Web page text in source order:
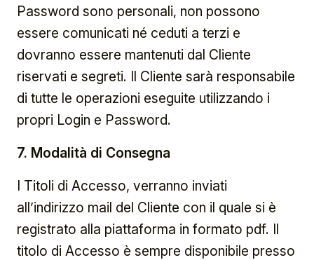
Password sono personali, non possono
essere comunicati né ceduti a terzi e
dovranno essere mantenuti dal Cliente
riservati e segreti. Il Cliente sarà responsabile
di tutte le operazioni eseguite utilizzando i
propri Login e Password.
7. Modalità di Consegna
I Titoli di Accesso, verranno inviati
all’indirizzo mail del Cliente con il quale si è
registrato alla piattaforma in formato pdf. Il
titolo di Accesso è sempre disponibile presso